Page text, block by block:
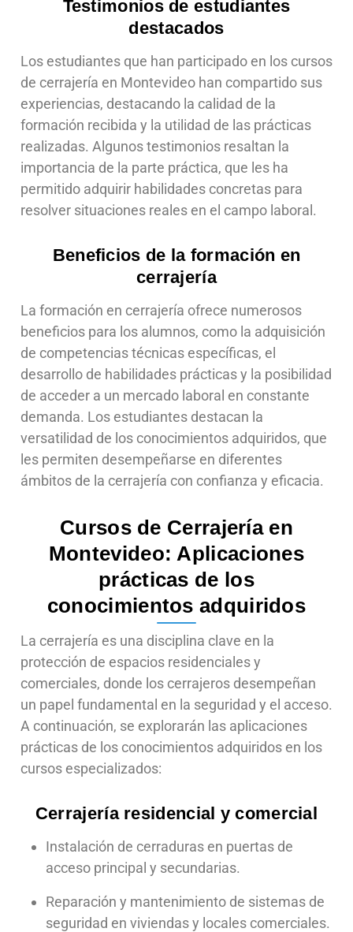
Testimonios de estudiantes
destacados
Los estudiantes que han participado en los cursos
de cerrajería en Montevideo han compartido sus
experiencias, destacando la calidad de la
formación recibida y la utilidad de las prácticas
realizadas. Algunos testimonios resaltan la
importancia de la parte práctica, que les ha
permitido adquirir habilidades concretas para
resolver situaciones reales en el campo laboral.
Beneficios de la formación en
cerrajería
La formación en cerrajería ofrece numerosos
beneficios para los alumnos, como la adquisición
de competencias técnicas específicas, el
desarrollo de habilidades prácticas y la posibilidad
de acceder a un mercado laboral en constante
demanda. Los estudiantes destacan la
versatilidad de los conocimientos adquiridos, que
les permiten desempeñarse en diferentes
ámbitos de la cerrajería con confianza y eficacia.
Cursos de Cerrajería en
Montevideo: Aplicaciones
prácticas de los
conocimientos adquiridos
La cerrajería es una disciplina clave en la
protección de espacios residenciales y
comerciales, donde los cerrajeros desempeñan
un papel fundamental en la seguridad y el acceso.
A continuación, se explorarán las aplicaciones
prácticas de los conocimientos adquiridos en los
cursos especializados:
Cerrajería residencial y comercial
Instalación de cerraduras en puertas de
acceso principal y secundarias.
Reparación y mantenimiento de sistemas de
seguridad en viviendas y locales comerciales.